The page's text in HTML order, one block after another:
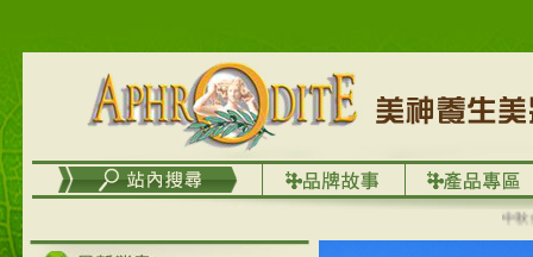
中秋優選
在外租屋者、居住處無管
理員、不方便在工作地點
取件者，歡迎多多使用
【郵局i郵箱】的服務喔～
【i郵箱】設立的地點，請
成功加入